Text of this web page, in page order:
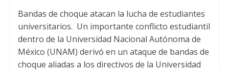
a
t
s
A
i
t
t
e
c
e
b
o
Bandas de choque atacan la lucha de estudiantes
universitarios. Un importante conflicto estudiantil
dentro de la Universidad Nacional Autónoma de
México (UNAM) derivó en un ataque de bandas de
choque aliadas a los directivos de la Universidad